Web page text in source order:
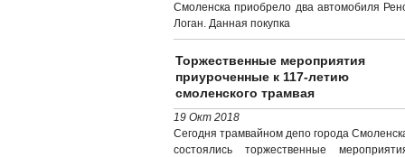
Смоленска приобрело два автомобиля
Логан. Данная покупка
Торжественные мероприятия
приуроченные к 117-летию
смоленского трамвая
19 Окт 2018
Сегодня трамвайном депо города
состоялись торжественные